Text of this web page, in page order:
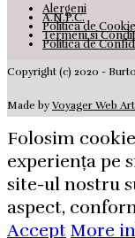
Alergeni
A.N.P.C.
Politica de
Termeni si
Politica de
Copyright (c) 2020 -
Made by Voyager Web Art
Folosim
experiența pe
site-ul nostru
aspect,
Accept More